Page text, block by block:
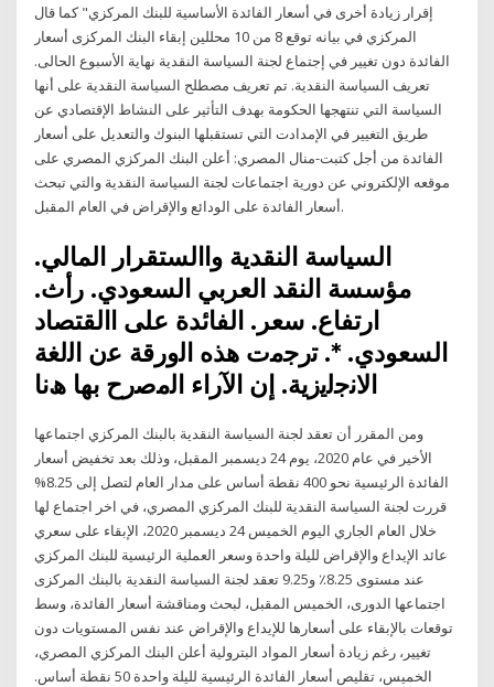
إقرار زيادة أخرى في أسعار الفائدة الأساسية للبنك المركزي" كما قال
المركزي في بيانه توقع 8 من 10 محللين إبقاء البنك المركزى أسعار
الفائدة دون تغيير في إجتماع لجنة السياسة النقدية نهاية الأسبوع الحالى.
تعريف السياسة النقدية. تم تعريف مصطلح السياسة النقدية على أنها
السياسة التي تنتهجها الحكومة بهدف التأثير على النشاط الإقتصادي عن
طريق التغيير في الإمدادت التي تستقبلها البنوك والتعديل على أسعار
الفائدة من أجل كتبت-منال المصري: أعلن البنك المركزي المصري على
موقعه الإلكتروني عن دورية اجتماعات لجنة السياسة النقدية والتي تبحث
أسعار الفائدة على الودائع والإقراض في العام المقبل.
السياسة النقدية واالستقرار المالي.
مؤسسة النقد العربي السعودي. رأث.
ارتفاع. سعر. الفائدة على االقتصاد
السعودي. *. ﺗرﺟﻣت ھذه اﻟورﻗﺔ ﻋن اﻟﻟﻐﺔ
ومن المقرر أن تعقد لجنة السياسة النقدية بالبنك المركزي اجتماعها
الأخير في عام 2020، يوم 24 ديسمبر المقبل، وذلك بعد تخفيض أسعار
الفائدة الرئيسية نحو 400 نقطة أساس على مدار العام لتصل إلى 8.25%
قررت لجنة السياسة النقدية للبنك المركزي المصري، في اخر اجتماع لها
خلال العام الجاري اليوم الخميس 24 ديسمبر 2020، الإبقاء على سعري
عائد الإيداع والإقراض لليلة واحدة وسعر العملية الرئيسية للبنك المركزي
عند مستوى 8.25٪ و9.25 تعقد لجنة السياسة النقدية بالبنك المركزى
اجتماعها الدورى، الخميس المقبل، لبحث ومناقشة أسعار الفائدة، وسط
توقعات بالإبقاء على أسعارها للإيداع والإقراض عند نفس المستويات دون
تغيير، رغم زيادة أسعار المواد البترولية أعلن البنك المركزي المصري،
الخميس، تقليص أسعار الفائدة الرئيسية لليلة واحدة 50 نقطة أساس.